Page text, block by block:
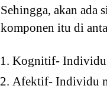
Sehingga, akan ada
komponen itu di
Kognitif- Individu
Afektif- Individu